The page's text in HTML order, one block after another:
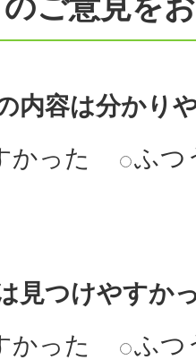
内容は分かり
かった
ふつ
見つけやすか
かった
ふつ